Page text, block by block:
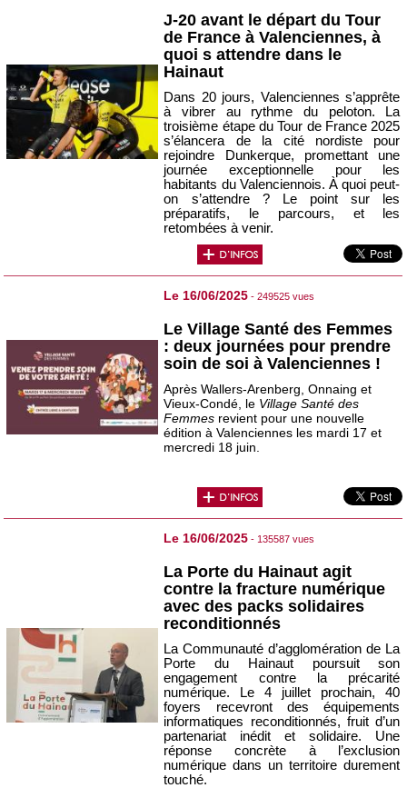
J-20 avant le départ du Tour
de France à Valenciennes, à
quoi s attendre dans le
Hainaut
Dans 20 jours, Valenciennes s’apprête
à vibrer au rythme du peloton. La
troisième étape du Tour de France 2025
s’élancera de la cité nordiste pour
rejoindre Dunkerque, promettant une
journée exceptionnelle pour les
habitants du Valenciennois. À quoi peut-
on s’attendre ? Le point sur les
préparatifs, le parcours, et les
retombées à venir.
Le 16/06/2025 - 249525 vues
Le Village Santé des Femmes
: deux journées pour prendre
soin de soi à Valenciennes !
Après Wallers-Arenberg, Onnaing et
Vieux-Condé, le Village Santé des
Femmes revient pour une nouvelle
édition à Valenciennes les mardi 17 et
mercredi 18 juin.
Le 16/06/2025 - 135587 vues
La Porte du Hainaut agit
contre la fracture numérique
avec des packs solidaires
reconditionnés
La Communauté d’agglomération de La
Porte du Hainaut poursuit son
engagement contre la précarité
numérique. Le 4 juillet prochain, 40
foyers recevront des équipements
informatiques reconditionnés, fruit d’un
partenariat inédit et solidaire. Une
réponse concrète à l’exclusion
numérique dans un territoire durement
touché.